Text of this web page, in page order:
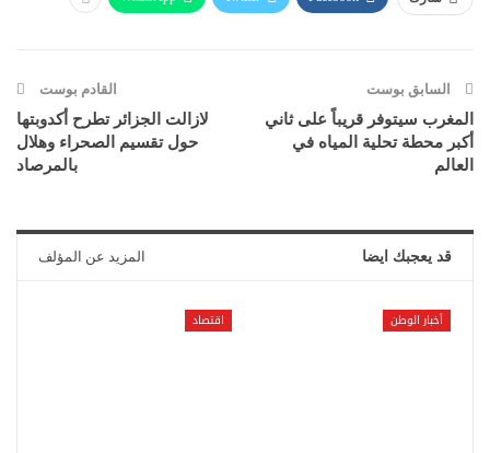
السابق بوست
المغرب سيتوفر قريباً على ثاني
أكبر محطة تحلية المياه في
العالم
القادم بوست
لازالت الجزائر تطرح أكدوبتها
حول تقسيم الصحراء وهلال
بالمرصاد
قد يعجبك ايضا المزيد عن المؤلف
أخبار الوطن اقتصاد